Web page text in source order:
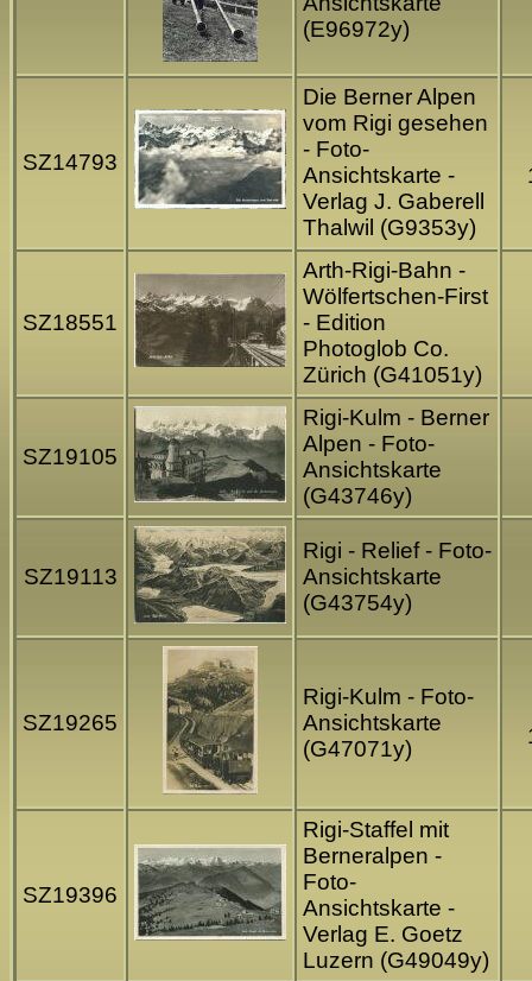
(E96972y)
SZ14793
Die Berner Alpen
vom Rigi gesehen
- Foto-
Ansichtskarte -
Verlag J. Gaberell
Thalwil (G9353y)
SZ18551
Arth-Rigi-Bahn -
Wölfertschen-First
- Edition
Photoglob Co.
Zürich (G41051y)
SZ19105
Rigi-Kulm - Berner
Alpen - Foto-
Ansichtskarte
(G43746y)
SZ19113
Rigi - Relief - Foto-
Ansichtskarte
(G43754y)
SZ19265
Rigi-Kulm - Foto-
Ansichtskarte
(G47071y)
SZ19396
Rigi-Staffel mit
Berneralpen -
Foto-
Ansichtskarte -
Verlag E. Goetz
Luzern (G49049y)